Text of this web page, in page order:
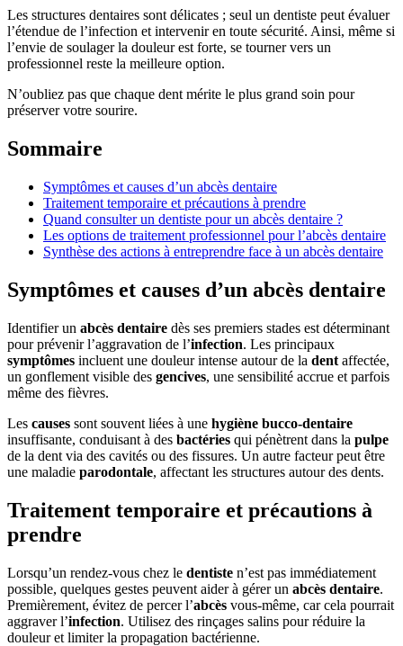
Les structures dentaires sont délicates ; seul un dentiste peut évaluer
l’étendue de l’infection et intervenir en toute sécurité. Ainsi, même si
l’envie de soulager la douleur est forte, se tourner vers un
professionnel reste la meilleure option.
N’oubliez pas que chaque dent mérite le plus grand soin pour
préserver votre sourire.
Sommaire
Symptômes et causes d’un abcès dentaire
Traitement temporaire et précautions à prendre
Quand consulter un dentiste pour un abcès dentaire ?
Les options de traitement professionnel pour l’abcès dentaire
Synthèse des actions à entreprendre face à un abcès dentaire
Symptômes et causes d’un abcès dentaire
Identifier un abcès dentaire dès ses premiers stades est déterminant
pour prévenir l’aggravation de l’infection. Les principaux
symptômes incluent une douleur intense autour de la dent affectée,
un gonflement visible des gencives, une sensibilité accrue et parfois
même des fièvres.
Les causes sont souvent liées à une hygiène bucco-dentaire
insuffisante, conduisant à des bactéries qui pénètrent dans la pulpe
de la dent via des cavités ou des fissures. Un autre facteur peut être
une maladie parodontale, affectant les structures autour des dents.
Traitement temporaire et précautions à
prendre
Lorsqu’un rendez-vous chez le dentiste n’est pas immédiatement
possible, quelques gestes peuvent aider à gérer un abcès dentaire.
Premièrement, évitez de percer l’abcès vous-même, car cela pourrait
aggraver l’infection. Utilisez des rinçages salins pour réduire la
douleur et limiter la propagation bactérienne.